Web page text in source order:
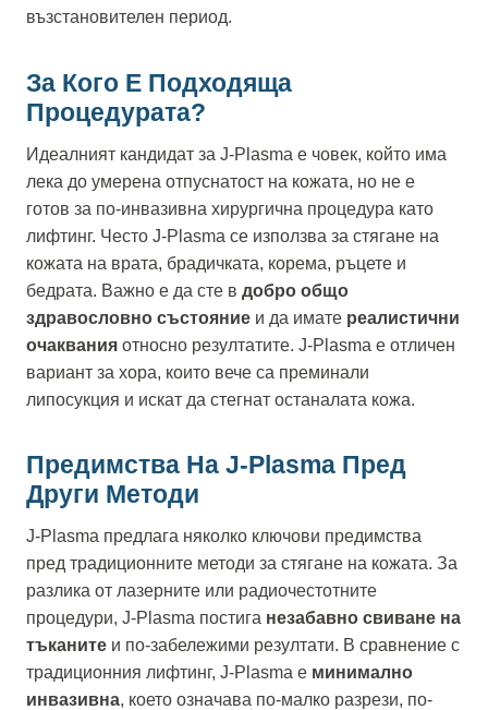
възстановителен период.
За Кого Е Подходяща
Процедурата?
Идеалният кандидат за J-Plasma е човек, който има
лека до умерена отпуснатост на кожата, но не е
готов за по-инвазивна хирургична процедура като
лифтинг. Често J-Plasma се използва за стягане на
кожата на врата, брадичката, корема, ръцете и
бедрата. Важно е да сте в добро общо
здравословно състояние и да имате реалистични
очаквания относно резултатите. J-Plasma е отличен
вариант за хора, които вече са преминали
липосукция и искат да стегнат останалата кожа.
Предимства На J-Plasma Пред
Други Методи
J-Plasma предлага няколко ключови предимства
пред традиционните методи за стягане на кожата. За
разлика от лазерните или радиочестотните
процедури, J-Plasma постига незабавно свиване на
тъканите и по-забележими резултати. В сравнение с
традиционния лифтинг, J-Plasma е минимално
инвазивна, което означава по-малко разрези, по-